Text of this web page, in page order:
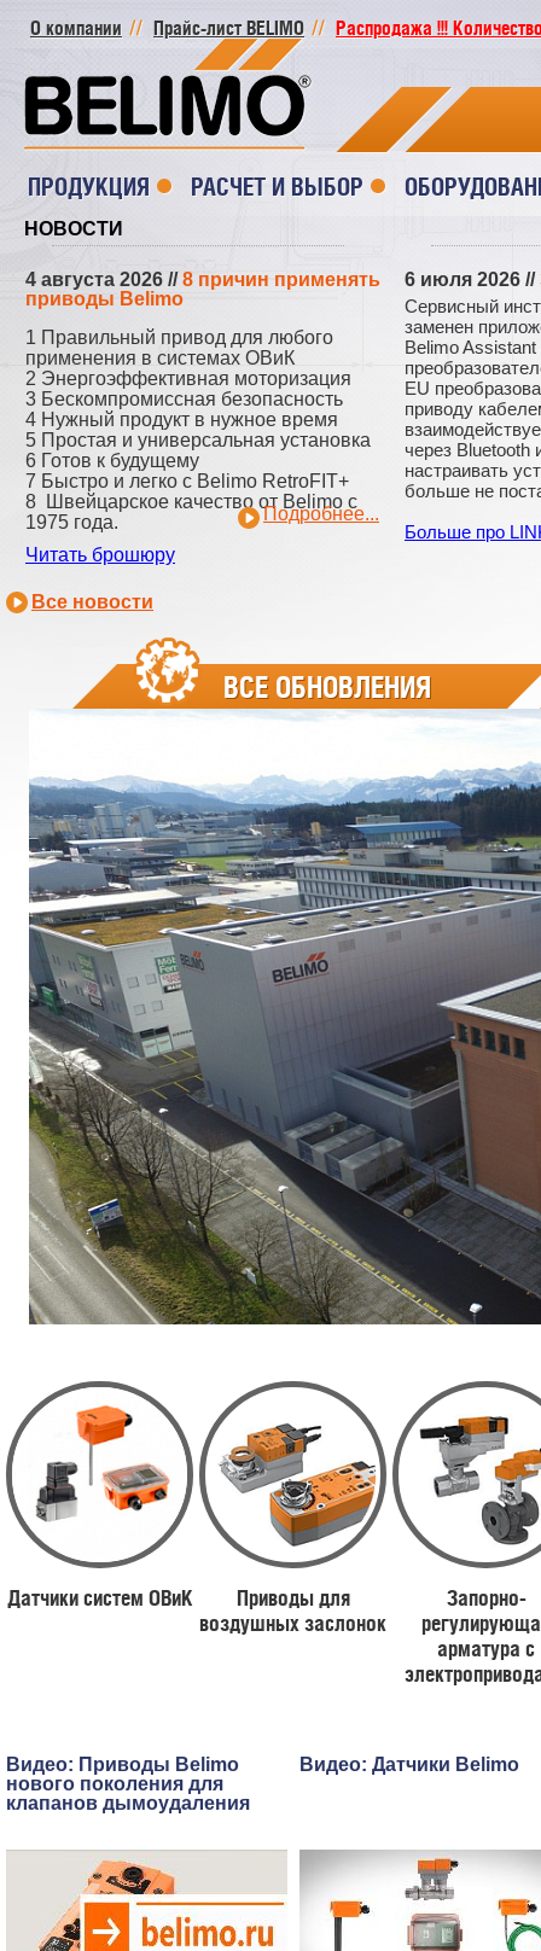
О компании Прайс-лист BELIMO Распродажа !!!
ПРОДУКЦИЯ РАСЧЕТ И ВЫБОР
НОВОСТИ
4 августа 2026 //8 причин применять
приводы Belimo
1 Правильный привод для любого
применения в системах ОВиК
2 Энергоэффективная моторизация
3 Бескомпромиссная безопасность
4 Нужный продукт в нужное время
5 Простая и универсальная установка
6 Готов к будущему
7 Быстро и легко с Belimo RetroFIT+
8 Швейцарское качество от Belimo с
1975 года.
Читать брошюру
Подробнее...
6 июля 2026 //
Сервисный
заменен
Belimo Assistant
EU
приводу
через Bluetooth
настраивать
больше не
Больше про
Все новости
ВСЕ ОБНОВЛЕНИЯ
Датчики систем ОВиК
Приводы для
воздушных заслонок
Запорно-
арматура с
Видео: Приводы Belimo
нового поколения для
клапанов дымоудаления
Видео: Датчики Belimo